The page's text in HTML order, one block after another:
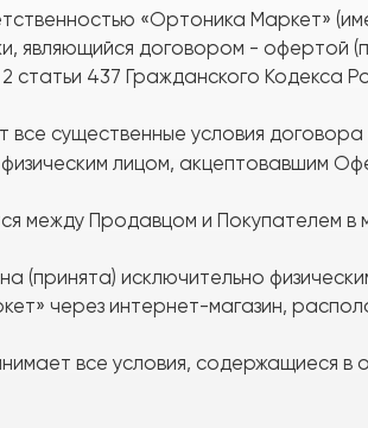
«Ортоника Маркет»
являющийся договором - офертой
статьи 437 Гражданского Кодекса
все существенные условия
лицом, акцептовавшим
между Продавцом и Покупателем в
(принята) исключительно
через интернет-магазин,
все условия, содержащиеся в